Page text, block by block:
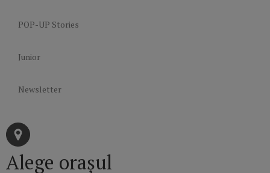
POP-UP Stories
Junior
Newsletter
Alege orașul